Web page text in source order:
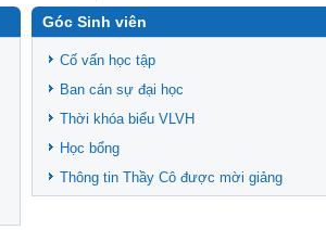
Góc Sinh viên
Cố vấn học tập
Ban cán sự đại học
Thời khóa biểu VLVH
Học bổng
Thông tin Thầy Cô được mời giảng